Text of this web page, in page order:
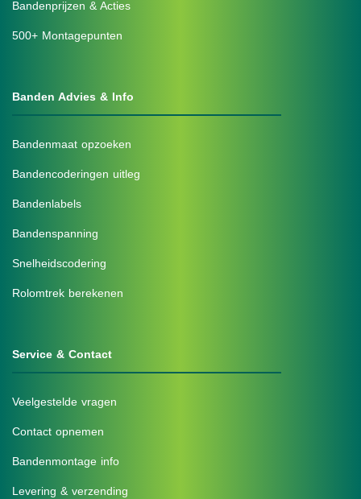
Bandenprijzen & Acties
500+ Montagepunten
Banden Advies & Info
Bandenmaat opzoeken
Bandencoderingen uitleg
Bandenlabels
Bandenspanning
Snelheidscodering
Rolomtrek berekenen
Service & Contact
Veelgestelde vragen
Contact opnemen
Bandenmontage info
Levering & verzending